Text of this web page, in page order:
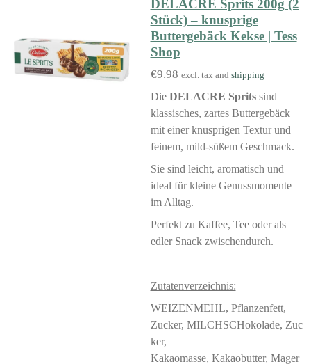
DELACRE Sprits 200g (2
Stück) – knusprige
Buttergebäck Kekse | Tess
Shop
€9.98 excl. tax and shipping
Die DELACRE Spritssind
klassisches, zartes Buttergebäck
mit einer knusprigen Textur und
feinem, mild-süßem Geschmack.
Sie sind leicht, aromatisch und
ideal für kleine Genussmomente
im Alltag.
Perfekt zu Kaffee, Tee oder als
edler Snack zwischendurch.
Zutatenverzeichnis:
WEIZENMEHL, Pflanzenfett,
Zucker, MILCHSCHokolade, Zuc
ker,
Kakaomasse, Kakaobutter, Mager